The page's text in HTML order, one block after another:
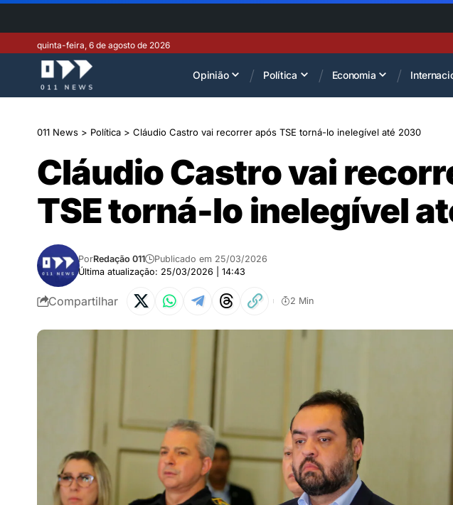
quinta-feira, 6 de agosto de 2026
Opinião Política Economia
011 News > Política > Cláudio Castro vai recorrer após TSE torná-lo inelegível até 2030
Cláudio Castro vai
TSE torná-lo inelegível
Última atualização: 25/03/2026 | 14:43
PorRedação 011 Publicado em 25/03/2026
Compartilhar 2 Min